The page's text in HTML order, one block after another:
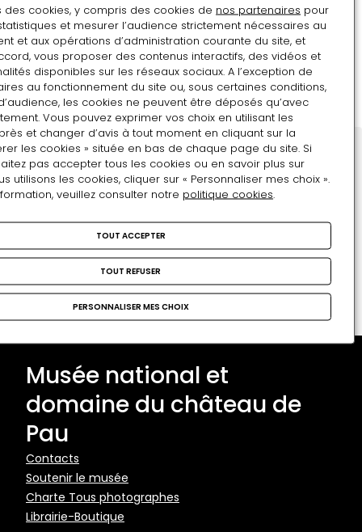
des
énigmes
Da Henri Code
Les 24, 26, 27 et 31 octobre 2023 1h + de 11 ans
ESCAPE GAME
Da
Henri
Code
Restons en contact
Inscrivez-vous !
Adresse e-mail
Format attendu : nom@domaine.fr
Musée national et
domaine du château de
Pau
Pied
de
page
Contacts
Soutenir le musée
Charte Tous photographes
Librairie-Boutique
des cookies, y compris des cookies de nos partenaires pour
et mesurer l’audience strictement nécessaires au
et aux opérations d’administration courante du site, et
vous proposer des contenus interactifs, des vidéos et
disponibles sur les réseaux sociaux. A l’exception de
au fonctionnement du site ou, sous certaines conditions,
les cookies ne peuvent être déposés qu’avec
Vous pouvez exprimer vos choix en utilisant les
et changer d’avis à tout moment en cliquant sur la
les cookies » située en bas de chaque page du site. Si
pas accepter tous les cookies ou en savoir plus sur
utilisons les cookies, cliquer sur « Personnaliser mes choix ».
veuillez consulter notre politique cookies.
TOUT ACCEPTER
TOUT REFUSER
PERSONNALISER MES CHOIX